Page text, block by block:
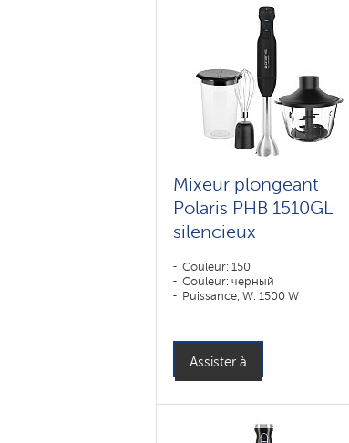
Mixeur plongeant
Polaris PHB 1510GL
silencieux
Couleur: 150
Couleur: черный
Puissance, W: 1500 W
Assister à